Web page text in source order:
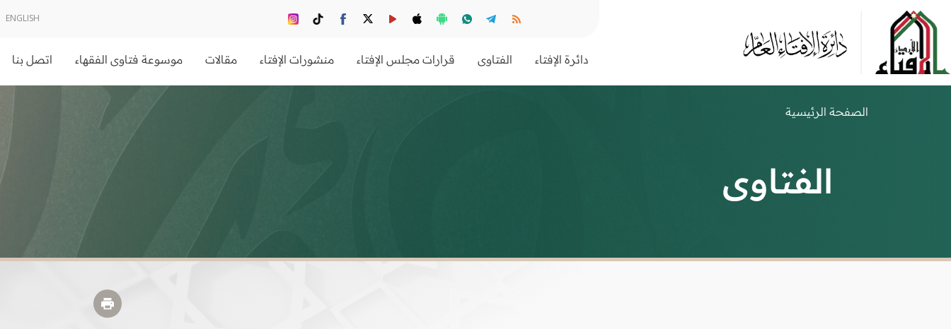
ENGLISH
دائرة الإفتاء الفتاوى قرارات مجلس الإفتاء منشورات الإفتاء مقالات موسوعة فتاوى الفقهاء اتصل بنا
الصفحة الرئيسية
الفتاوى